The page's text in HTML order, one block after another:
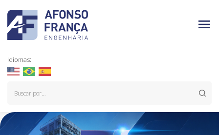
Idiomas: